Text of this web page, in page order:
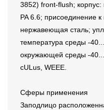
3852) front-flush;
PA 6.6; присоединение
нержавеющая сталь;
температура среды -
окружающей среды -
cULus, WEEE.
Сферы применения
Заподлицо